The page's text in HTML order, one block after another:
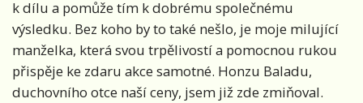
k dílu a pomůže tím k dobrému společnému
výsledku. Bez koho by to také nešlo, je moje milující
manželka, která svou trpělivostí a pomocnou rukou
přispěje ke zdaru akce samotné. Honzu Baladu,
duchovního otce naší ceny, jsem již zde zmiňoval.